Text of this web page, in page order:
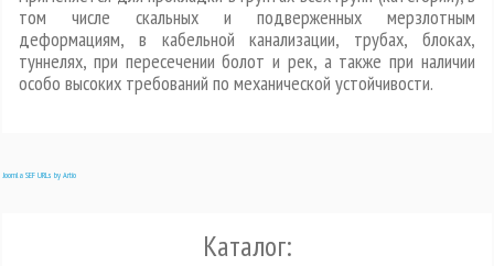
том числе скальных и подверженных мерзлотным
деформациям, в кабельной канализации, трубах, блоках,
туннелях, при пересечении болот и рек, а также при наличии
особо высоких требований по механической устойчивости.
Joomla SEF URLs by Artio
Каталог: